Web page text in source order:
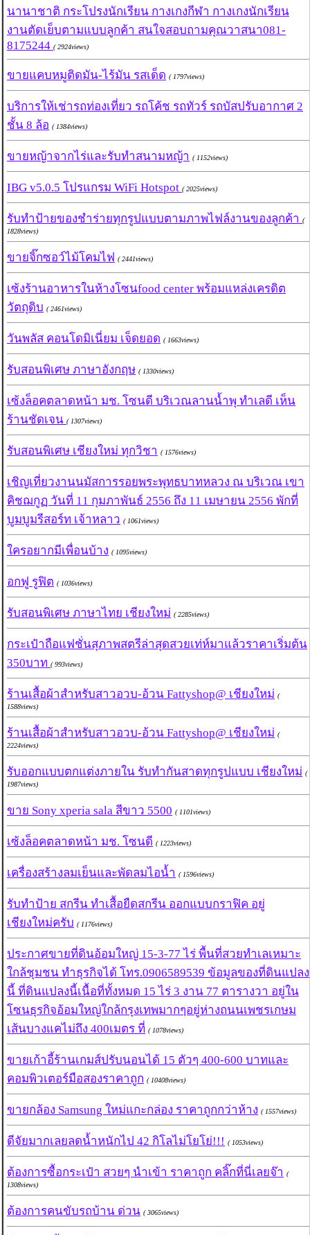
นานาชาติ กระโปรงนักเรียน กางเกงกีฬา กางเกงนักเรียน
งานตัดเย็บตามแบบลูกค้า สนใจสอบถามคุณวาสนา081-
8175244 ( 2924views)
ขายแคบหมูติดมัน-ไร้มัน รสเด็ด ( 1797views)
บริการให้เช่ารถท่องเที่ยว รถโค้ช รถทัวร์ รถบัสปรับอากาศ 2
ชั้น 8 ล้อ ( 1384views)
ขายหญ้าจากไร่และรับทำสนามหญ้า ( 1152views)
IBG v5.0.5 โปรแกรม WiFi Hotspot ( 2025views)
รับทำป้ายของชำร่ายทุกรูปแบบตามภาพไฟล์งานของลูกค้า (
1828views)
ขายจิ๊กซอว์ไม้โคมไฟ ( 2441views)
เซ้งร้านอาหารในห้างโซนfood center พร้อมแหล่งเครดิต
วัตถุดิบ ( 2461views)
วันพลัส คอนโดมิเนี่ยม เจ็ดยอด ( 1663views)
รับสอนพิเศษ ภาษาอังกฤษ ( 1330views)
เซ้งล็อคตลาดหน้า มช. โซนดี บริเวณลานน้ำพุ ทำเลดี เห็น
ร้านชัดเจน ( 1307views)
รับสอนพิเศษ เชียงใหม่ ทุกวิชา ( 1576views)
เชิญเที่ยวงานนมัสการรอยพระพุทธบาทหลวง ณ บริเวณ เขา
คิชฌกูฏ วันที่ 11 กุมภาพันธ์ 2556 ถึง 11 เมษายน 2556 พักที่
บูมบูมรีสอร์ท เจ้าหลาว ( 1061views)
ใครอยากมีเพื่อนบ้าง ( 1095views)
อกฟู รูฟิต ( 1036views)
รับสอนพิเศษ ภาษาไทย เชียงใหม่ ( 2285views)
กระเป๋าถือแฟชั่นสุภาพสตรีล่าสุดสวยเท่ห์มาแล้วราคาเริ่มต้น
350บาท ( 993views)
ร้านเสื้อผ้าสำหรับสาวอวบ-อ้วน Fattyshop@ เชียงใหม่ (
1588views)
ร้านเสื้อผ้าสำหรับสาวอวบ-อ้วน Fattyshop@ เชียงใหม่ (
2224views)
รับออกแบบตกแต่งภายใน รับทำกันสาดทุกรูปแบบ เชียงใหม่ (
1987views)
ขาย Sony xperia sala สีขาว 5500 ( 1101views)
เซ้งล็อคตลาดหน้า มช. โซนดี ( 1223views)
เครื่องสร้างลมเย็นและพัดลมไอน้ำ ( 1596views)
รับทำป้าย สกรีน ทำเสื้อยืดสกรีน ออกแบบกราฟิค อยู่
เชียงใหม่ครับ ( 1176views)
ประกาศขายที่ดินอ้อมใหญ่ 15-3-77 ไร่ พื้นที่สวยทำเลเหมาะ
ใกล้ชุมชน ทำธุรกิจได้ โทร.0906589539 ข้อมูลของที่ดินแปลง
นี้ ที่ดินแปลงนี้เนื้อที่ทั้งหมด 15 ไร่ 3 งาน 77 ตารางวา อยู่ใน
โซนธุรกิจอ้อมใหญ่ใกล้กรุงเทพมากๆอยู่ห่างถนนเพชรเกษม
เส้นบางแคไม่ถึง 400เมตร ที่ ( 1078views)
ขายเก้าอี้ร้านเกมส์ปรับนอนได้ 15 ตัวๆ 400-600 บาทและ
คอมพิวเตอร์มือสองราคาถูก ( 10408views)
ขายกล้อง Samsung ใหม่แกะกล่อง ราคาถูกกว่าห้าง ( 1557views)
ดีจัยมากเลยลดน้ำหนักไป 42 กิโลไม่โยโย่!!! ( 1053views)
ต้องการซื้อกระเป๋า สวยๆ นำเข้า ราคาถูก คลิ๊กที่นี่เลยจ๊า (
1308views)
ต้องการคนขับรถบ้าน ด่วน ( 3065views)